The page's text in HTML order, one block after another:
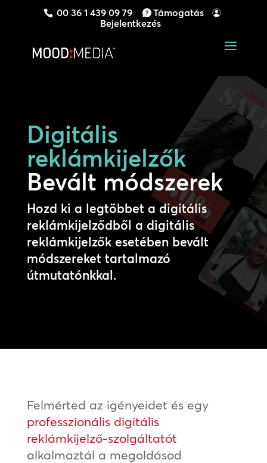
00 36 1 439 09 79
Támogatás
Bejelentkezés
Digitális
reklámkijelzők
Bevált módszerek
Hozd ki a legtöbbet a digitális
reklámkijelződből a digitális
reklámkijelzők esetében bevált
módszereket tartalmazó
útmutatónkkal.
Felmérted az igényeidet és egy
professzionális digitális
reklámkijelző-szolgáltatót
alkalmaztál a megoldásod